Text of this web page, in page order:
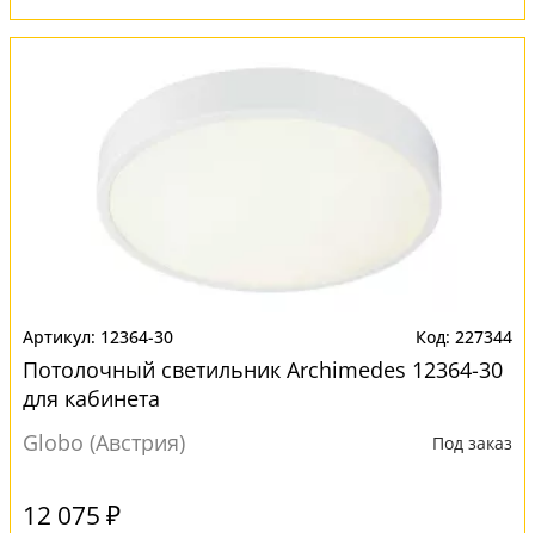
12364-30 227344
Потолочный светильник Archimedes 12364-30
для кабинета
Globo (Австрия)
Под заказ
12 075 ₽